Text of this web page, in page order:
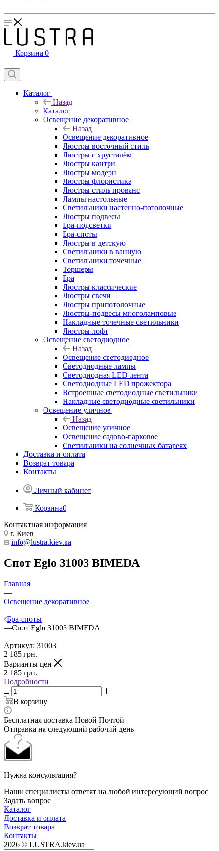
Корзина 0
Каталог
Назад
Каталог
Освещение декоративное
Назад
Освещение декоративное
Люстры восточный стиль
Люстры с хрусталём
Люстры кантри
Люстры модерн
Люстры флористика
Люстры стиль прованс
Лампы настольные
Светильники настенно-потолочные
Люстры подвесы
Бра-подсветки
Бра-споты
Люстры в детскую
Светильники в ванную
Светильники точечные
Торшеры
Бра
Люстры классические
Люстры свечи
Люстры припотолочные
Люстры-подвесы многоламповые
Накладные точечные светильники
Люстры лофт
Освещение светодиодное
Назад
Освещение светодиодное
Светодиодные лампы
Светодиодная LED лента
Светодиодные LED прожектора
Встроенные светодиодные светильники
Накладные светодиодные светильники
Освещение уличное
Назад
Освещение уличное
Освещение садово-парковое
Светильники на солнечных батареях
Доставка и оплата
Возврат товара
Контакты
Личный кабинет
Корзина0
Контактная информация
г. Киев
info@lustra.kiev.ua
Спот Eglo 31003 BIMEDA
Главная
—
Освещение декоративное
—
Бра-споты
—Спот Eglo 31003 BIMEDA
Артикул: 31003
2 185 грн.
Варианты цен
2 185 грн.
Подробности
В корзину
Бесплатная доставка Новой Почтой
Отправка на следующий рабочий день
Нужна консультация?
Наши специалисты ответят на любой интересующий вопрос
Задать вопрос
Каталог
Доставка и оплата
Возврат товара
Контакты
2026 © LUSTRA.kiev.ua